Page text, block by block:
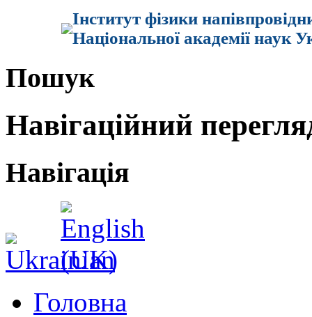
Інститут фізики
Національної академії наук
Пошук
Навігаційний
Навігація
Головна